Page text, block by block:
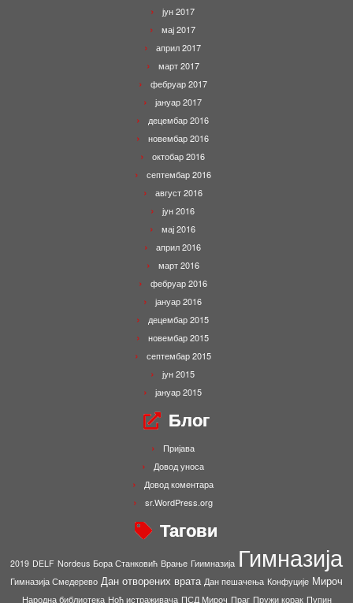
јун 2017
мај 2017
април 2017
март 2017
фебруар 2017
јануар 2017
децембар 2016
новембар 2016
октобар 2016
септембар 2016
август 2016
јун 2016
мај 2016
април 2016
март 2016
фебруар 2016
јануар 2016
децембар 2015
новембар 2015
септембар 2015
јун 2015
јануар 2015
Блог
Пријава
Довод уноса
Довод коментара
sr.WordPress.org
Тагови
2019 DELF Nordeus Бора Станковић Врање Гиимназија Гимназија
Гимназија Смедерево Дан отворених врата Дан пешачења Конфуције Мироч
Народна библиотека Ноћ истраживача ПСД Мироч Праг Пружи корак Пупин